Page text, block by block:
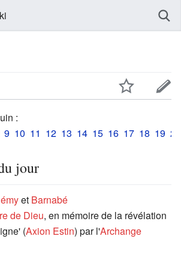
:
9 10 11 12 13 14 15 16 17 18 19 20
jour
et Barnabé
de Dieu, en mémoire de la révélation
(Axion Estin) par l'Archange